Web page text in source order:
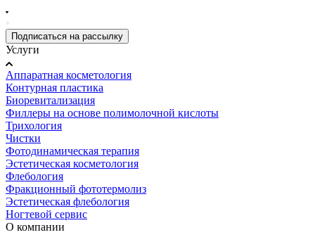
Подписаться на рассылку
Услуги
Аппаратная косметология
Контурная пластика
Биоревитализация
Филлеры на основе полимолочной кислоты
Трихология
Чистки
Фотодинамическая терапия
Эстетическая косметология
Флебология
Фракционный фототермолиз
Эстетическая флебология
Ногтевой сервис
О компании